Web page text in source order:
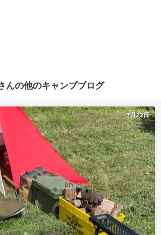
んの他のキャンプブログ
7月23日